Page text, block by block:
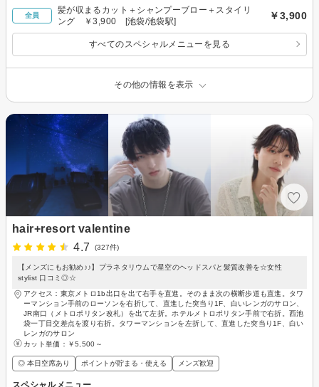
全員
髪が収まるカット＋シャンプーブロー＋スタイリ
ング ￥3,900 [池袋/池袋駅]
￥3,900
すべてのスペシャルメニューを見る
その他の情報を表示
hair+resort valentine
4.7
(327件)
【メンズにもお勧め♪♪】プラネタリウムで星空のヘッドスパと髪質改善を☆女性
stylist 口コミ◎☆
アクセス：東京メトロ1b出口を出て右手を直進。そのまま次の横断歩道も直進。タワ
ーマンション手前のローソンを右折して、直進した突当り1F、白いレンガのサロン、
JR南口（メトロポリタン改札）を出て左折。ホテルメトロポリタン手前で右折。西池
袋一丁目交差点を渡り右折。タワーマンションを左折して、直進した突当り1F、白い
レンガのサロン
カット単価： ￥5,500～
◎ 本日空席あり ポイントが貯まる・使える メンズ歓迎
スペシャルメニュー